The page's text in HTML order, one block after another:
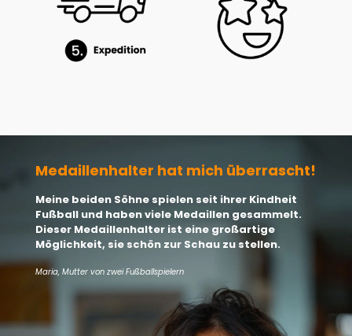
Medaillenhalter hat mich überrascht!
Meine beiden Söhne spielen seit ihrer Kindheit
Fußball und haben viele Medaillen gesammelt.
Dieser Medaillenhalter ist eine großartige
Möglichkeit, sie schön zur Schau zu stellen.
Maria, Mutter von zwei Fußballspielern